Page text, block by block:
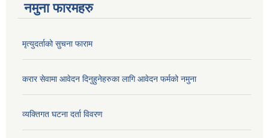
नमुना फारमहरु
मृत्युदर्ताको सुचना फाराम
करार सेवामा आवेदन दिनुहुनेहरुका लागि आवेदन फर्मको नमुना
व्यक्तिगत घटना दर्ता विवरण